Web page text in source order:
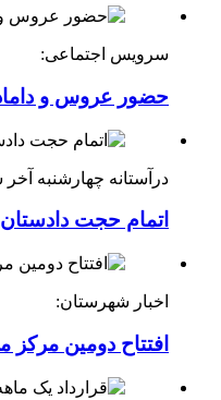
سرویس اجتماعی:
حضور عروس و داماد
درآستانه چهارشنبه
اتمام حجت
اخبار شهرستان:
افتتاح دومین